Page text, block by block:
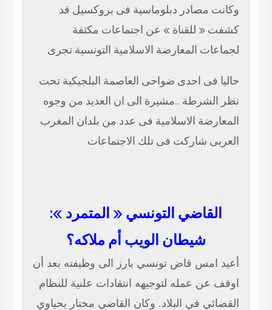
دبلوماسية فى بروكسيل قد
للقناة » عن اجتماعات مكثفة
المعارضة الاسلامية التونسية تجرى
احدى ضواحى العاصمة البلجيكية تحت
..مشيرة الى ان العديد من وجوه
الاسلامية فى عدد من بلدان المغرب
شاركت فى تلك الاجتماعات
التونسي « المتمرد »:
شيطان الويب أم ملاكه؟
قاض تونسي بارز الى وظيفته بعد أن
عمله لتوجيهه انتقادات علنية للنظام
في البلاد. وكان القاضي مختار يحياوي